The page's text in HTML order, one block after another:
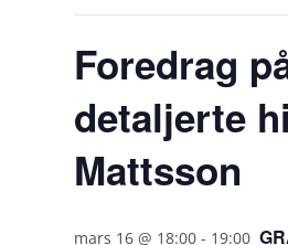
Foredrag
detaljerte
Mattsson
mars 16 @ 18:00 - 19:00